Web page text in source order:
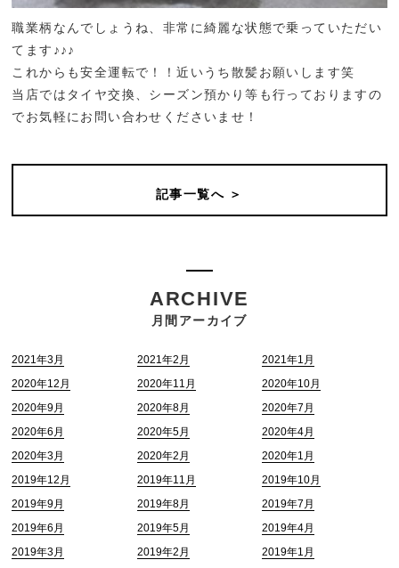
職業柄なんでしょうね、非常に綺麗な状態で乗っていただい
てます♪♪♪
これからも安全運転で！！近いうち散髪お願いします笑
当店ではタイヤ交換、シーズン預かり等も行っておりますの
でお気軽にお問い合わせくださいませ！
記事一覧へ ＞
ARCHIVE
月間アーカイブ
2021年3月 2021年2月
2021年1月
2020年12月
2020年11月
2020年10月
2020年9月
2020年8月
2020年7月
2020年6月
2020年5月
2020年4月
2020年3月
2020年2月
2020年1月
2019年12月
2019年11月
2019年10月
2019年9月
2019年8月
2019年7月
2019年6月
2019年5月
2019年4月
2019年3月
2019年2月
2019年1月